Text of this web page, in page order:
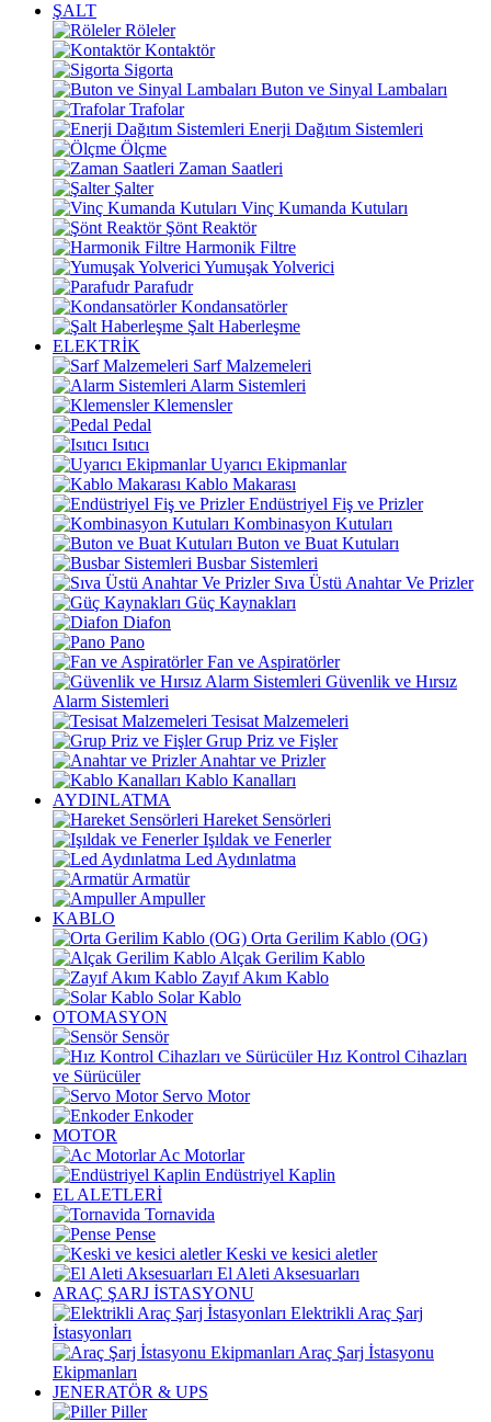
ŞALT
Röleler
Kontaktör
Sigorta
Buton ve Sinyal Lambaları
Trafolar
Enerji Dağıtım Sistemleri
Ölçme
Zaman Saatleri
Şalter
Vinç Kumanda Kutuları
Şönt Reaktör
Harmonik Filtre
Yumuşak Yolverici
Parafudr
Kondansatörler
Şalt Haberleşme
ELEKTRİK
Sarf Malzemeleri
Alarm Sistemleri
Klemensler
Pedal
Isıtıcı
Uyarıcı Ekipmanlar
Kablo Makarası
Endüstriyel Fiş ve Prizler
Kombinasyon Kutuları
Buton ve Buat Kutuları
Busbar Sistemleri
Sıva Üstü Anahtar Ve Prizler
Güç Kaynakları
Diafon
Pano
Fan ve Aspiratörler
Güvenlik ve Hırsız
Alarm Sistemleri
Tesisat Malzemeleri
Grup Priz ve Fişler
Anahtar ve Prizler
Kablo Kanalları
AYDINLATMA
Hareket Sensörleri
Işıldak ve Fenerler
Led Aydınlatma
Armatür
Ampuller
KABLO
Orta Gerilim Kablo (OG)
Alçak Gerilim Kablo
Zayıf Akım Kablo
Solar Kablo
OTOMASYON
Sensör
Hız Kontrol Cihazları
ve Sürücüler
Servo Motor
Enkoder
MOTOR
Ac Motorlar
Endüstriyel Kaplin
EL ALETLERİ
Tornavida
Pense
Keski ve kesici aletler
El Aleti Aksesuarları
ARAÇ ŞARJ İSTASYONU
Elektrikli Araç Şarj
İstasyonları
Araç Şarj İstasyonu
Ekipmanları
JENERATÖR & UPS
Piller